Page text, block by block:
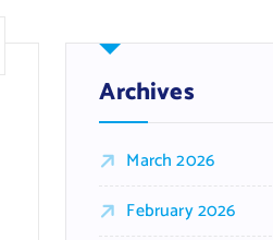
Archives
March 2026
February 2026